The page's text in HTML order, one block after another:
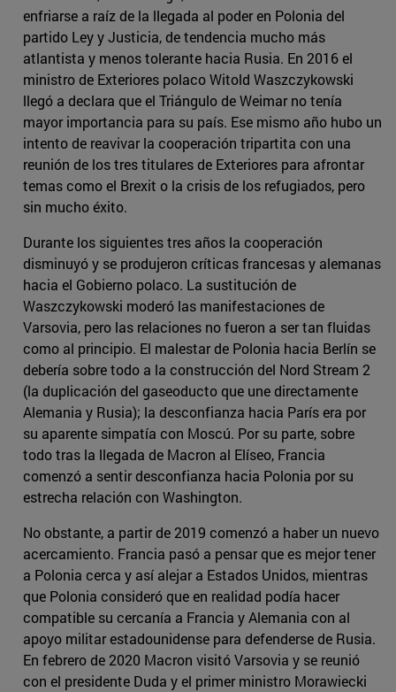
enfriarse a raíz de la llegada al poder en Polonia del
partido Ley y Justicia, de tendencia mucho más
atlantista y menos tolerante hacia Rusia. En 2016 el
ministro de Exteriores polaco Witold Waszczykowski
llegó a declara que el Triángulo de Weimar no tenía
mayor importancia para su país. Ese mismo año hubo un
intento de reavivar la cooperación tripartita con una
reunión de los tres titulares de Exteriores para afrontar
temas como el Brexit o la crisis de los refugiados, pero
sin mucho éxito.
Durante los siguientes tres años la cooperación
disminuyó y se produjeron críticas francesas y alemanas
hacia el Gobierno polaco. La sustitución de
Waszczykowski moderó las manifestaciones de
Varsovia, pero las relaciones no fueron a ser tan fluidas
como al principio. El malestar de Polonia hacia Berlín se
debería sobre todo a la construcción del Nord Stream 2
(la duplicación del gaseoducto que une directamente
Alemania y Rusia); la desconfianza hacia París era por
su aparente simpatía con Moscú. Por su parte, sobre
todo tras la llegada de Macron al Elíseo, Francia
comenzó a sentir desconfianza hacia Polonia por su
estrecha relación con Washington.
No obstante, a partir de 2019 comenzó a haber un nuevo
acercamiento. Francia pasó a pensar que es mejor tener
a Polonia cerca y así alejar a Estados Unidos, mientras
que Polonia consideró que en realidad podía hacer
compatible su cercanía a Francia y Alemania con al
apoyo militar estadounidense para defenderse de Rusia.
En febrero de 2020 Macron visitó Varsovia y se reunió
con el presidente Duda y el primer ministro Morawiecki